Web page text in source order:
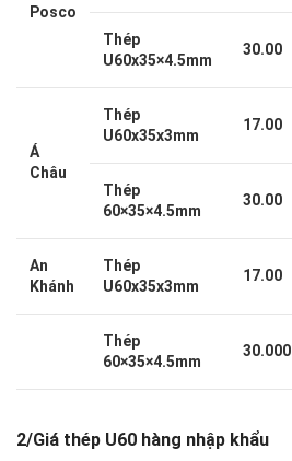
Posco
Thép
U60x35×4.5mm
30.00
Á
Châu
Thép
U60x35x3mm
17.00
Thép
60×35×4.5mm
30.00
An
Khánh
Thép
U60x35x3mm
17.00
Thép
60×35×4.5mm
30.000
2/Giá thép U60 hàng nhập khẩu